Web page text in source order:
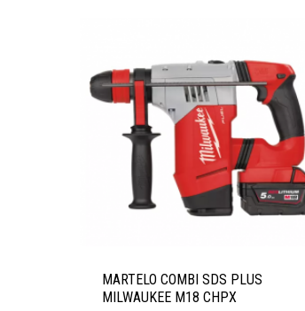
Pressione ENTER para pesquisar ou
MARTELO COMBI SDS PLUS
MILWAUKEE M18 CHPX